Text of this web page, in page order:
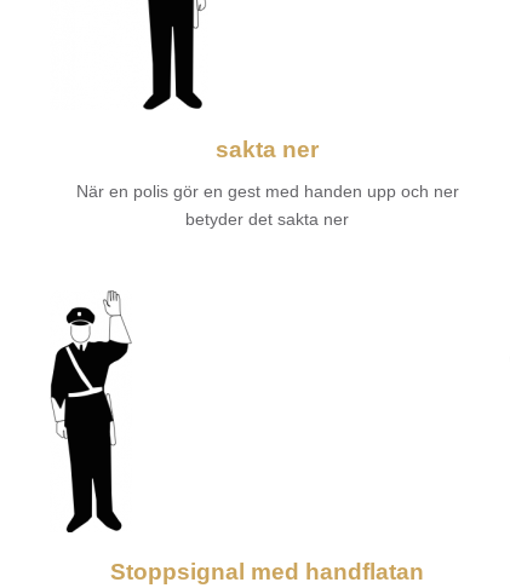
sakta ner
När en polis gör en gest med handen upp och ner
betyder det sakta ner
Stoppsignal med handflatan